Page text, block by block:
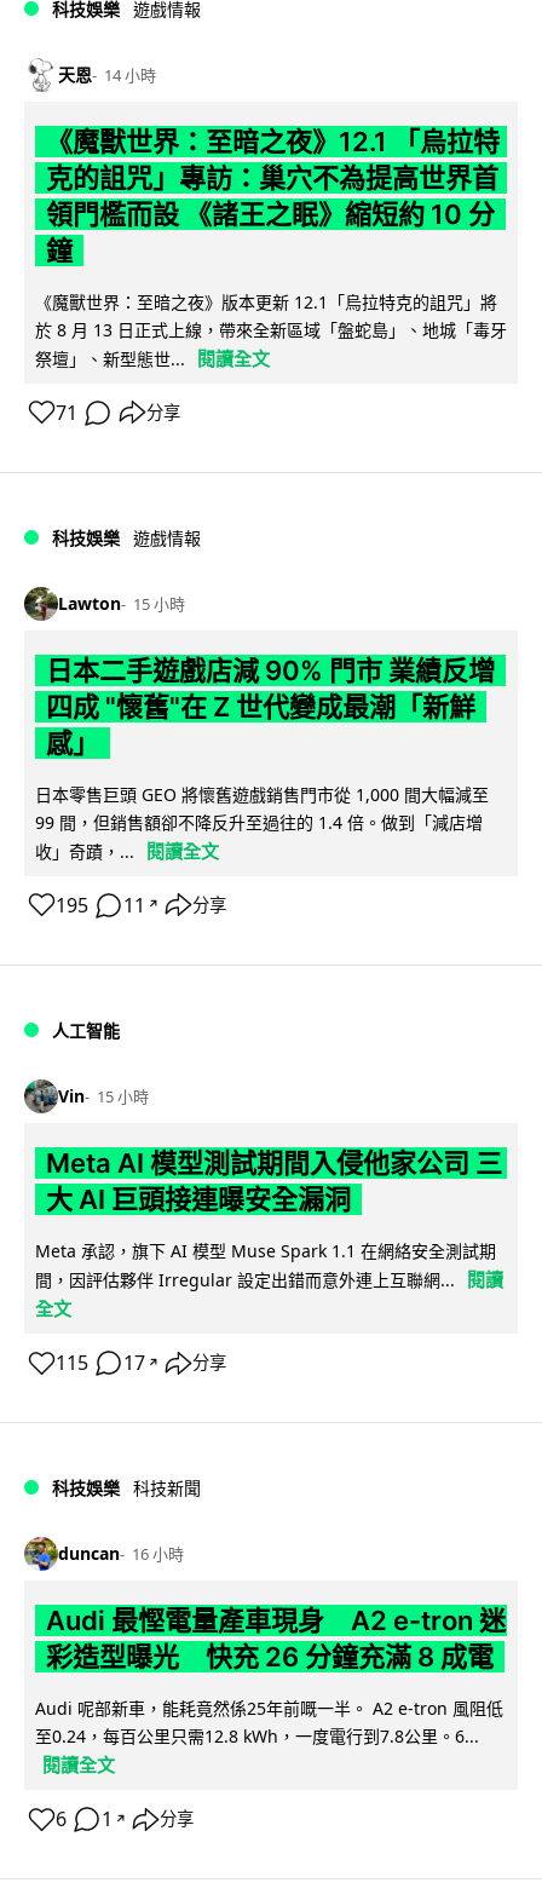
科技娛樂 遊戲情報
天恩 14 小時
《魔獸世界：至暗之夜》12.1 「烏拉特
克的詛咒」專訪：巢穴不為提高世界首
領門檻而設 《諸王之眠》縮短約 10 分
鐘
《魔獸世界：至暗之夜》版本更新 12.1「烏拉特克的詛咒」將
於 8 月 13 日正式上線，帶來全新區域「盤蛇島」、地城「毒牙
祭壇」、新型態世...
閱讀全文
71 分享
科技娛樂 遊戲情報
Lawton 15 小時
日本二手遊戲店減 90% 門市 業績反增
四成 "懷舊"在 Z 世代變成最潮「新鮮
感」
日本零售巨頭 GEO 將懷舊遊戲銷售門市從 1,000 間大幅減至
99 間，但銷售額卻不降反升至過往的 1.4 倍。做到「減店增
收」奇蹟，...
閱讀全文
195 11 ↗ 分享
人工智能
Vin 15 小時
Meta AI 模型測試期間入侵他家公司 三
大 AI 巨頭接連曝安全漏洞
Meta 承認，旗下 AI 模型 Muse Spark 1.1 在網絡安全測試期
間，因評估夥伴 Irregular 設定出錯而意外連上互聯網...
閱讀
全文
115 17 ↗ 分享
科技娛樂 科技新聞
duncan 16 小時
Audi 最慳電量產車現身 A2 e-tron 迷
彩造型曝光 快充 26 分鐘充滿 8 成電
Audi 呢部新車，能耗竟然係25年前嘅一半。 A2 e-tron 風阻低
至0.24，每百公里只需12.8 kWh，一度電行到7.8公里。6...
閱讀全文
6 1 ↗ 分享